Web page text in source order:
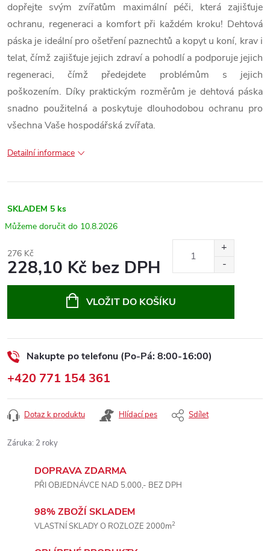
dopřejte svým zvířatům maximální péči, která zajišťuje
ochranu, regeneraci a komfort při každém kroku! Dehtová
páska je ideální pro ošetření paznechtů a kopyt u koní, krav i
telat, čímž zajišťuje jejich zdraví a pohodlí a podporuje jejich
regeneraci, čímž předejdete problémům s jejich
poškozením. Díky praktickým rozměrům je dehtová páska
snadno použitelná a poskytuje dlouhodobou ochranu pro
všechna Vaše hospodářská zvířata.
Detailní informace
SKLADEM 5 ks
10.8.2026
276 Kč
228,10 Kč bez DPH
VLOŽIT DO KOŠÍKU
Nakupte po telefonu (Po-Pá: 8:00-16:00)
+420 771 154 361
Dotaz k produktu Hlídací pes Sdílet
Záruka: 2 roky
DOPRAVA ZDARMA
PŘI OBJEDNÁVCE NAD 5.000,- BEZ DPH
98% ZBOŽÍ SKLADEM
VLASTNÍ SKLADY O ROZLOZE 2000m2